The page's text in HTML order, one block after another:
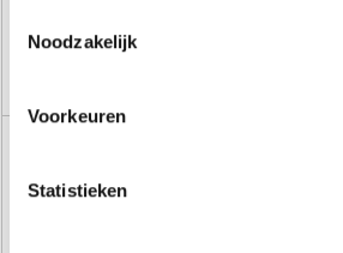
Informatie verzamelen over
Uw apparaat identificeren
scannen op specifieke
verwerkt en stel uw voorkeuren in het
Noodzakelijk
Voorkeuren
Statistieken
Bad Kleinkirchheim